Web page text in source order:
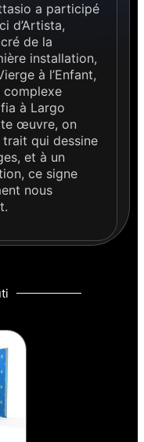
a participé
d’Artista,
de la
installation,
à l’Enfant,
complexe
à Largo
œuvre, on
trait qui dessine
et à un
ce signe
nous